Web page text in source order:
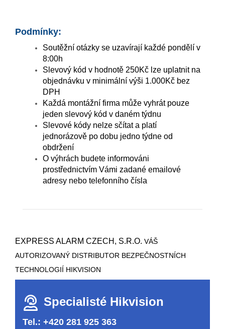
Podmínky:
Soutěžní otázky se uzavírají každé pondělí v
8:00h
Slevový kód v hodnotě 250Kč lze uplatnit na
objednávku v minimální výši 1.000Kč bez
DPH
Každá montážní firma může vyhrát pouze
jeden slevový kód v daném týdnu
Slevové kódy nelze sčítat a platí
jednorázově po dobu jedno týdne od
obdržení
O výhrách budete informováni
prostřednictvím Vámi zadané emailové
adresy nebo telefonního čísla
EXPRESS ALARM CZECH, S.R.O. VÁŠ
AUTORIZOVANÝ DISTRIBUTOR BEZPEČNOSTNÍCH
TECHNOLOGIÍ HIKVISION
Specialisté Hikvision
Tel.: +420 281 925 363